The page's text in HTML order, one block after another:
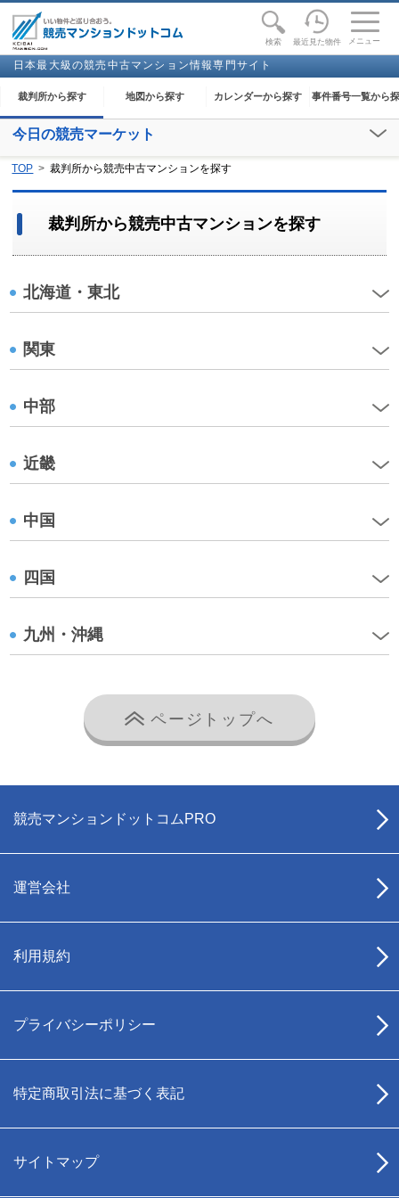
検索 最近見た物件 メニュー
日本最大級の競売中古マンション情報専門サイト
裁判所から探す 地図から探す カレンダーから探す 事件番号一覧から
toggle
今日の競売マーケット
TOP 裁判所から競売中古マンションを探す
裁判所から競売中古マンションを探す
北海道・東北
関東
中部
近畿
中国
四国
九州・沖縄
ページトップへ
競売マンションドットコムPRO
運営会社
利用規約
プライバシーポリシー
特定商取引法に基づく表記
サイトマップ